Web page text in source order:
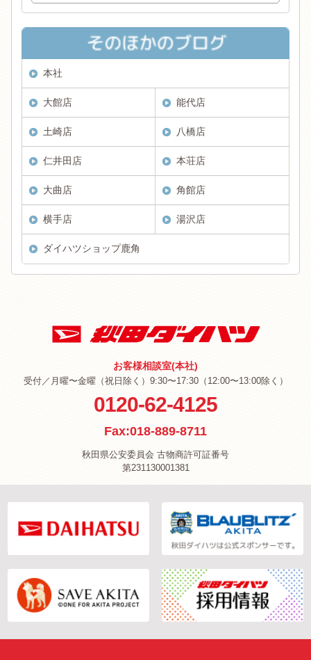
本社
大館店 能代店
土崎店 八橋店
仁井田店 本荘店
大曲店 角館店
横手店 湯沢店
ダイハツショップ鹿角
お客様相談室(本社)
受付／月曜〜金曜（祝日除く）9:30〜17:30（12:00〜13:00除く）
0120-62-4125
Fax:018-889-8711
秋田県公安委員会 古物商許可証番号
第231130001381